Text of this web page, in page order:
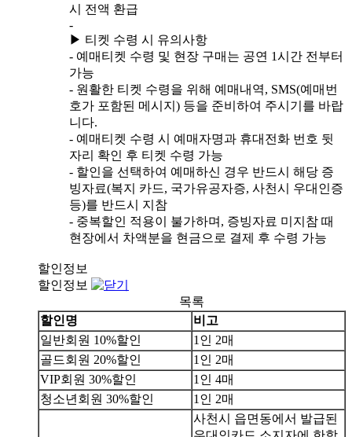
시 전액 환급
-
▶ 티켓 수령 시 유의사항
- 예매티켓 수령 및 현장 구매는 공연 1시간 전부터
가능
- 원활한 티켓 수령을 위해 예매내역, SMS(예매번
호가 포함된 메시지) 등을 준비하여 주시기를 바랍
니다.
- 예매티켓 수령 시 예매자명과 휴대전화 번호 뒷
자리 확인 후 티켓 수령 가능
- 할인을 선택하여 예매하신 경우 반드시 해당 증
빙자료(복지 카드, 국가유공자증, 사천시 우대인증
등)를 반드시 지참
- 중복할인 적용이 불가하며, 증빙자료 미지참 때
현장에서 차액분을 현금으로 결제 후 수령 가능
할인정보
할인정보
목록
할인명
비고
일반회원 10%할인
1인 2매
골드회원 20%할인
1인 2매
VIP회원 30%할인
1인 4매
청소년회원 30%할인
1인 2매
사천시 읍면동에서 발급된